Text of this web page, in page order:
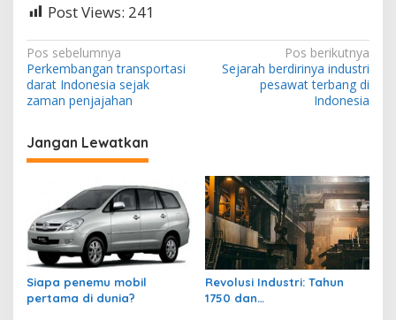
Post Views: 241
N
a
v
i
g
i
p
o
s
Pos sebelumnya
Perkembangan transportasi
darat Indonesia sejak
zaman penjajahan
Pos berikutnya
Sejarah berdirinya industri
pesawat terbang di
Indonesia
Jangan Lewatkan
Siapa penemu mobil
pertama di dunia?
Revolusi Industri: Tahun
1750 dan